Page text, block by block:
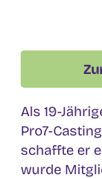
Als 19-
Pro7-
schaffte er
wurde